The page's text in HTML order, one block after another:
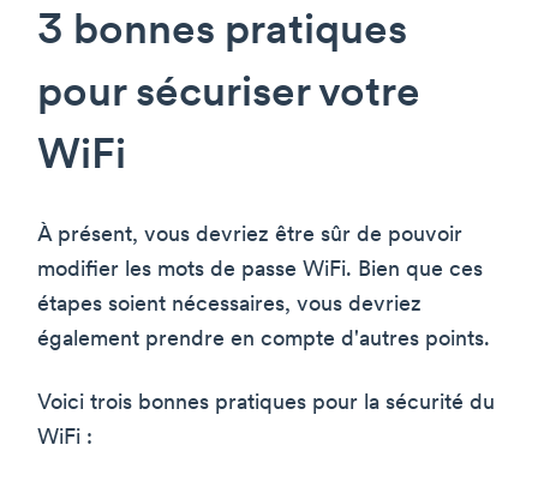
3 bonnes pratiques
pour sécuriser votre
WiFi
À présent, vous devriez être sûr de pouvoir
modifier les mots de passe WiFi. Bien que ces
étapes soient nécessaires, vous devriez
également prendre en compte d'autres points.
Voici trois bonnes pratiques pour la sécurité du
WiFi :